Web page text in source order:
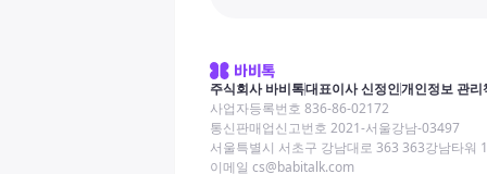
주식회사 바비톡대표이사 신정인개인정보 관리
사업자등록번호 836-86-02172
통신판매업신고번호 2021-서울강남-03497
서울특별시 서초구 강남대로 363 363강남타워
이메일 cs@babitalk.com